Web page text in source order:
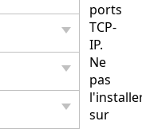
ports
TCP-
IP.
Ne
pas
sur